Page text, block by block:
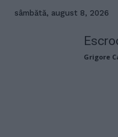
sâmbătă, august 8, 2026
Grigore